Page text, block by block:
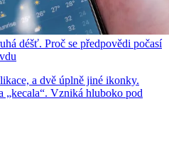
déšť. Proč se předpovědi počasí
a dvě úplně jiné ikonky.
„kecala“. Vzniká hluboko pod